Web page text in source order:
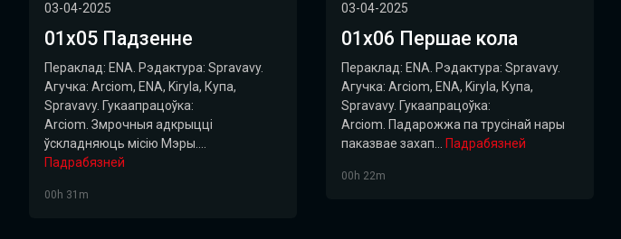
03-04-2025
01х05 Падзенне
Пераклад: ENA. Рэдактура: Spravavy.
Агучка: Arciom, ENA, Kiryla, Купа,
Spravavy. Гукаапрацоўка:
Arciom. Змрочныя адкрыцці
ўскладняюць місію Мэры....
Падрабязней
00h 31m
03-04-2025
01х06 Першае кола
Пераклад: ENA. Рэдактура: Spravavy.
Агучка: Arciom, ENA, Kiryla, Купа,
Spravavy. Гукаапрацоўка:
Arciom. Падарожжа па трусінай нары
паказвае захап...
Падрабязней
00h 22m